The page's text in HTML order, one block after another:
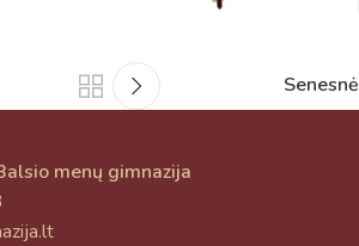
Senesnė
menų gimnazija